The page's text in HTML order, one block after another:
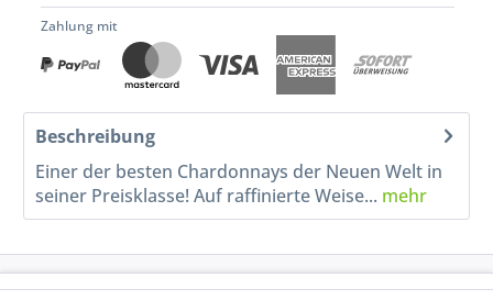
Zahlung mit
Beschreibung
Einer der besten Chardonnays der Neuen Welt in
seiner Preisklasse! Auf raffinierte Weise... mehr